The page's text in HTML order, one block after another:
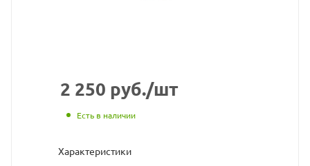
ссылке
2 250 руб./шт
Есть в наличии
Характеристики